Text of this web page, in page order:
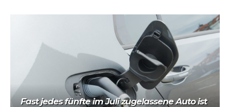
Fast jedes fünfte im Juli zugelassene Auto ist